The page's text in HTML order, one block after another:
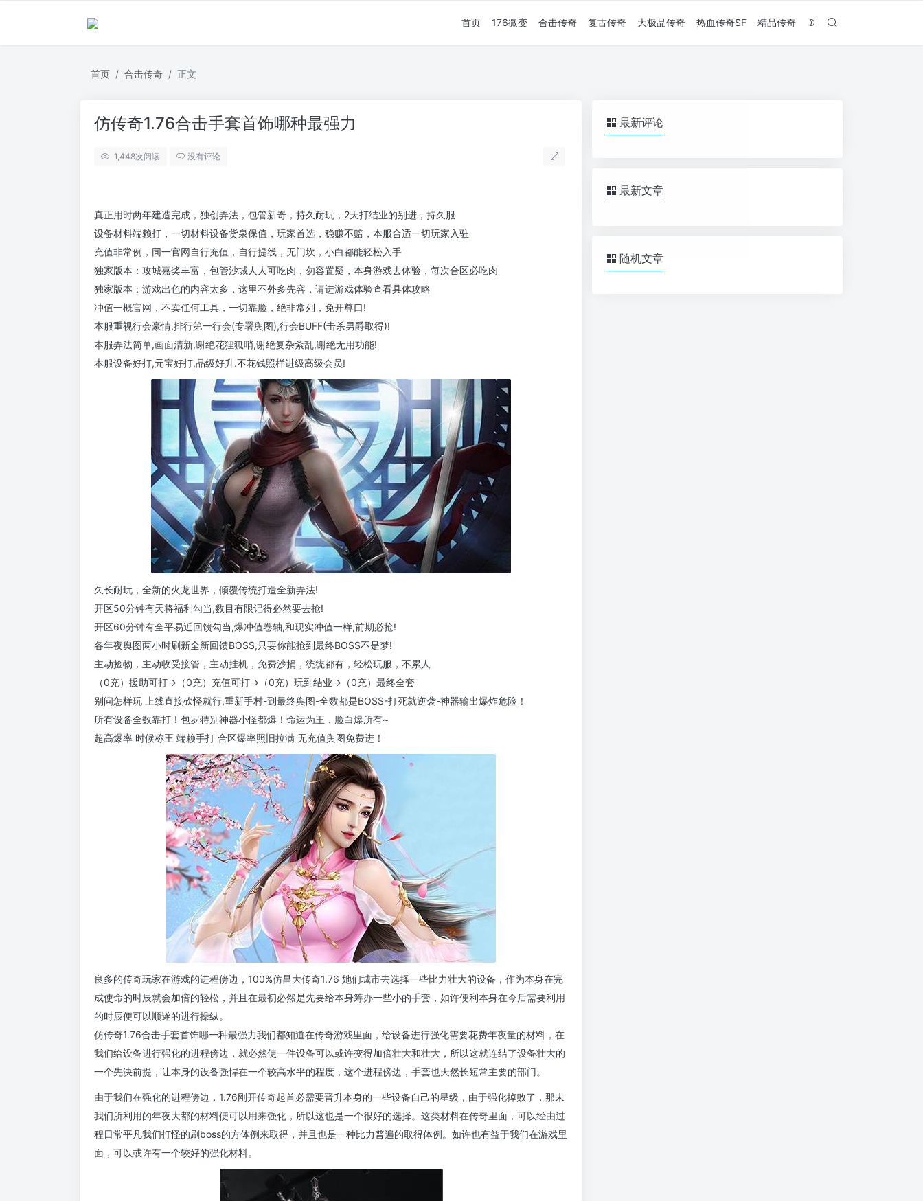
首页 176微变 合击传奇 复古传奇 大极品传奇 热血传奇SF 精品传奇
首页 合击传奇 正文
仿传奇1.76合击手套首饰哪种最强力
1,448次阅读 没有评论
真正用时两年建造完成，独创弄法，包管新奇，持久耐玩，2天打结业的别进，持久服
设备材料端赖打，一切材料设备货泉保值，玩家首选，稳赚不赔，本服合适一切玩家入驻
充值非常例，同一官网自行充值，自行提线，无门坎，小白都能轻松入手
独家版本：攻城嘉奖丰富，包管沙城人人可吃肉，勿容置疑，本身游戏去体验，每次合区必吃肉
独家版本：游戏出色的内容太多，这里不外多先容，请进游戏体验查看具体攻略
冲值一概官网，不卖任何工具，一切靠脸，绝非常列，免开尊口!
本服重视行会豪情,排行第一行会(专署舆图),行会BUFF(击杀男爵取得)!
本服弄法简单,画面清新,谢绝花狸狐哨,谢绝复杂紊乱,谢绝无用功能!
本服设备好打,元宝好打,品级好升.不花钱照样进级高级会员!
久长耐玩，全新的火龙世界，倾覆传统打造全新弄法!
开区50分钟有天将福利勾当,数目有限记得必然要去抢!
开区60分钟有全平易近回馈勾当,爆冲值卷轴,和现实冲值一样,前期必抢!
各年夜舆图两小时刷新全新回馈BOSS,只要你能抢到最终BOSS不是梦!
主动捡物，主动收受接管，主动挂机，免费沙捐，统统都有，轻松玩服，不累人
（0充）援助可打→（0充）充值可打→（0充）玩到结业→（0充）最终全套
别问怎样玩 上线直接砍怪就行,重新手村-到最终舆图-全数都是BOSS-打死就逆袭-神器输出爆炸危险！
所有设备全数靠打！包罗特别神器小怪都爆！命运为王，脸白爆所有~
超高爆率 时候称王 端赖手打 合区爆率照旧拉满 无充值舆图免费进！
良多的传奇玩家在游戏的进程傍边，100%仿昌大传奇1.76 她们城市去选择一些比力壮大的设备，作为本身在完
成使命的时辰就会加倍的轻松，并且在最初必然是先要给本身筹办一些小的手套，如许便利本身在今后需要利用
的时辰便可以顺遂的进行操纵。
仿传奇1.76合击手套首饰哪一种最强力我们都知道在传奇游戏里面，给设备进行强化需要花费年夜量的材料，在
我们给设备进行强化的进程傍边，就必然使一件设备可以或许变得加倍壮大和壮大，所以这就连结了设备壮大的
一个先决前提，让本身的设备强悍在一个较高水平的程度，这个进程傍边，手套也天然长短常主要的部门。
由于我们在强化的进程傍边，1.76刚开传奇起首必需要晋升本身的一些设备自己的星级，由于强化掉败了，那末
我们所利用的年夜大都的材料便可以用来强化，所以这也是一个很好的选择。这类材料在传奇里面，可以经由过
程日常平凡我们打怪的刷boss的方体例来取得，并且也是一种比力普遍的取得体例。如许也有益于我们在游戏里
面，可以或许有一个较好的强化材料。
最新评论
最新文章
随机文章